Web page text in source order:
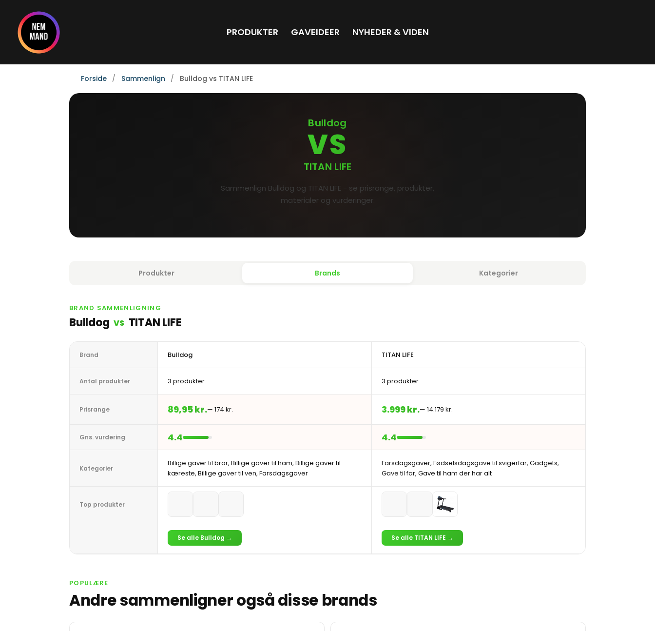
indholdet
PRODUKTER GAVEIDEER NYHEDER & VIDEN
Forside Sammenlign Bulldog vs TITAN LIFE
Bulldog
VS
TITAN LIFE
Sammenlign Bulldog og TITAN LIFE - se prisrange, produkter,
materialer og vurderinger.
Produkter Brands Kategorier
BRAND SAMMENLIGNING
Bulldog VS TITAN LIFE
Brand Bulldog TITAN LIFE
Antal produkter 3 produkter 3 produkter
Prisrange 89,95 kr.— 174 kr. 3.999 kr.— 14.179 kr.
Gns. vurdering 4.4 4.4
Kategorier
Billige gaver til bror, Billige gaver til ham, Billige gaver til
kæreste, Billige gaver til ven, Farsdagsgaver
Farsdagsgaver, Fødselsdagsgave til svigerfar, Gadgets,
Gave til far, Gave til ham der har alt
Top produkter
Se alle Bulldog → Se alle TITAN LIFE →
POPULÆRE
Andre sammenligner også disse brands